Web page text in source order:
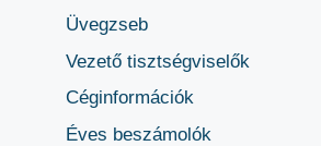
Üvegzseb
Vezető tisztségviselők
Céginformációk
Éves beszámolók